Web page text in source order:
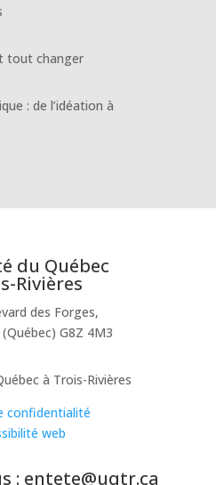
tout changer
: de l’idéation à
du Québec
Rivières
des Forges,
G8Z 4M3
à Trois-Rivières
confidentialité
web
: entete@uqtr.ca